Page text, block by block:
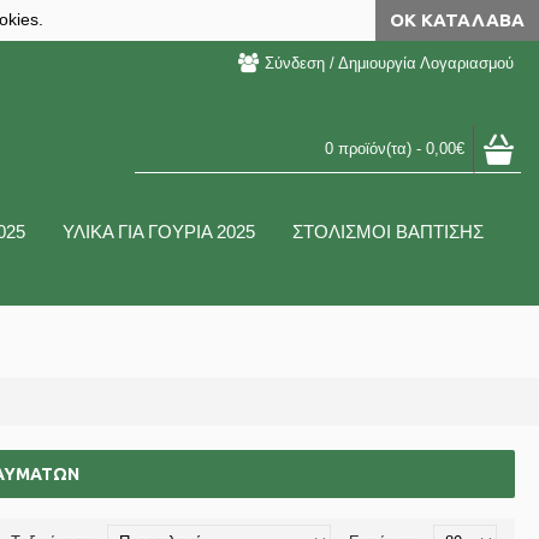
ΟΚ ΚΑΤΆΛΑΒΑ
Σύνδεση / Δημιουργία Λογαριασμού
0 προϊόν(τα) - 0,00€
ΥΛΙΚΑ ΓΙΑ ΓΟΥΡΙΑ 2025 ΣΤΟΛΙΣΜΟΙ ΒΑΠΤΙΣΗΣ